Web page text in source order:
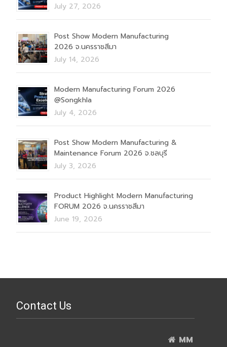
July 27, 2026
Post Show Modern Manufacturing
2026 จ.นครราชสีมา
July 14, 2026
Modern Manufacturing Forum 2026
@Songkhla
July 4, 2026
Post Show Modern Manufacturing &
Maintenance Forum 2026 จ.ชลบุรี
July 3, 2026
Product Highlight Modern Manufacturing
FORUM 2026 จ.นครราชสีมา
June 19, 2026
Contact Us
MM